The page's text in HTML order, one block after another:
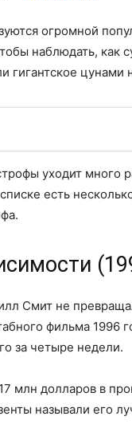
огромной
наблюдать, как
гигантское цунами
уходит много
есть
Смит не
фильма 1996
за четыре недели.
млн долларов в
называли его